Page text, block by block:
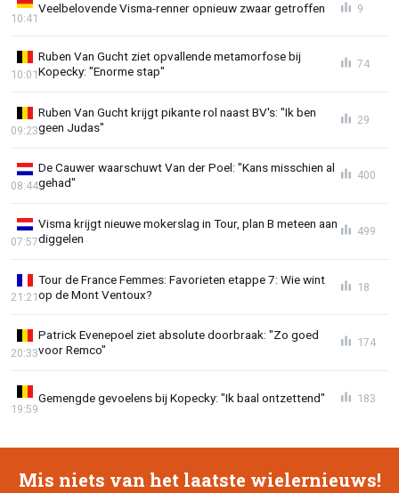
Veelbelovende Visma-renner opnieuw zwaar getroffen
10:41
9
Ruben Van Gucht ziet opvallende metamorfose bij
Kopecky: "Enorme stap"
10:01
74
Ruben Van Gucht krijgt pikante rol naast BV's: "Ik ben
geen Judas"
09:23
29
De Cauwer waarschuwt Van der Poel: "Kans misschien al
gehad"
08:44
400
Visma krijgt nieuwe mokerslag in Tour, plan B meteen aan
diggelen
07:57
499
Tour de France Femmes: Favorieten etappe 7: Wie wint
op de Mont Ventoux?
21:21
18
Patrick Evenepoel ziet absolute doorbraak: "Zo goed
voor Remco"
20:33
174
Gemengde gevoelens bij Kopecky: "Ik baal ontzettend"
19:59
183
Mis niets van het laatste wielernieuws!